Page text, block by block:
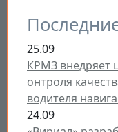
25.09
КРМЗ внедряет
онтроля
водителя
24.09